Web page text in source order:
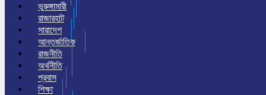
ভুরুঙ্গামারী
রাজারহাট
সারাদেশ
আন্তর্জাতিক
রাজনীতি
অর্থনীতি
প্রবাস
শিক্ষা